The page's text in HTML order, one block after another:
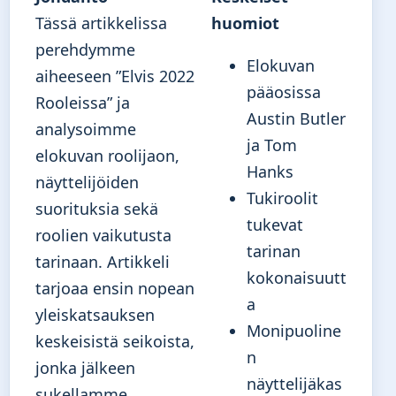
Tässä artikkelissa
perehdymme
aiheeseen ”Elvis 2022
Rooleissa” ja
analysoimme
elokuvan roolijaon,
näyttelijöiden
suorituksia sekä
roolien vaikutusta
tarinaan. Artikkeli
tarjoaa ensin nopean
yleiskatsauksen
keskeisistä seikoista,
jonka jälkeen
huomiot
Elokuvan
pääosissa
Austin Butler
ja Tom
Hanks
Tukiroolit
tukevat
tarinan
kokonaisuutt
a
Monipuoline
n
näyttelijäkas